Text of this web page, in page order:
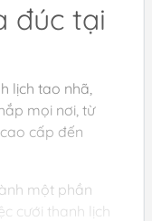
đúc tại
lịch tao nhã,
mọi nơi, từ
cấp đến
một phần
cưới thanh lịch